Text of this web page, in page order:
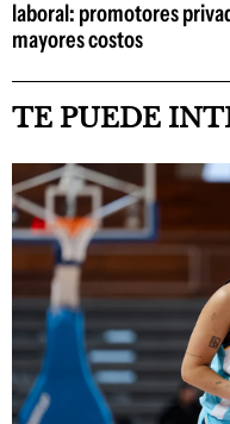
laboral: promotores
mayores costos
TE PUEDE